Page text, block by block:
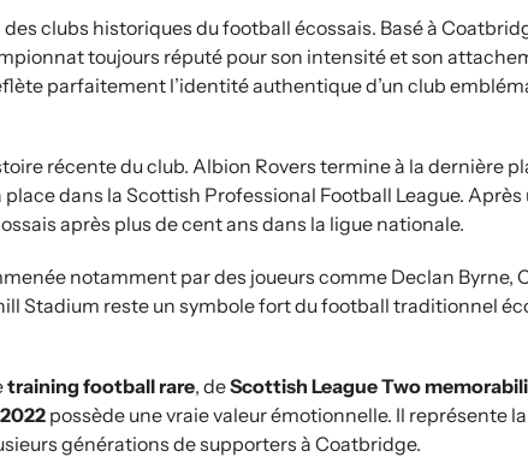
des clubs historiques du football écossais. Basé à
toujours réputé pour son intensité et son
parfaitement l’identité authentique d’un club
récente du club. Albion Rovers termine à la dernière
dans la Scottish Professional Football League. Après
après plus de cent ans dans la ligue nationale.
notamment par des joueurs comme Declan Byrne,
Stadium reste un symbole fort du football traditionnel
training football rare, deScottish League Two
possède une vraie valeur émotionnelle. Il représente
générations de supporters à Coatbridge.